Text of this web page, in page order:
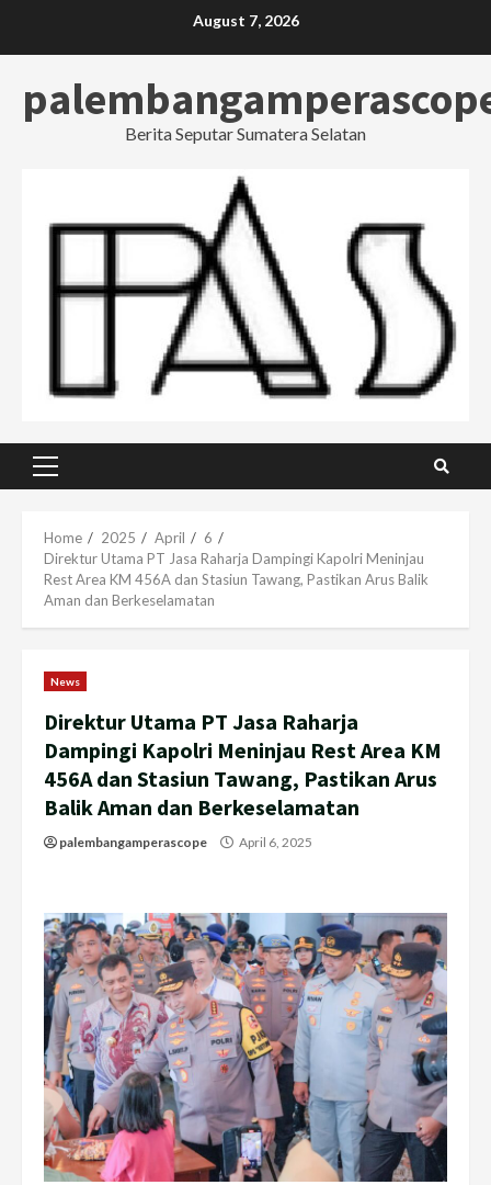
August 7, 2026
Berita Seputar Sumatera Selatan
Primary
Home 2025 April
6
Direktur Utama PT Jasa Raharja Dampingi Kapolri Meninjau
Rest Area KM 456A dan Stasiun Tawang, Pastikan Arus Balik
Aman dan Berkeselamatan
News
Direktur Utama PT Jasa Raharja
Dampingi Kapolri Meninjau Rest Area KM
456A dan Stasiun Tawang, Pastikan Arus
Balik Aman dan Berkeselamatan
palembangamperascope April 6, 2025